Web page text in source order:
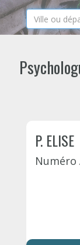
P. ELISE
Numéro